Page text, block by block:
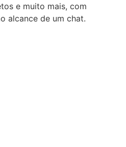
e muito mais, com
alcance de um chat.